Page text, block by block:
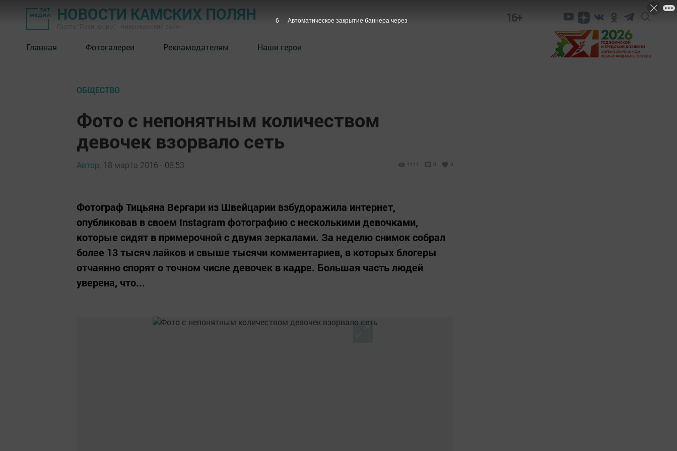
НОВОСТИ КАМСКИХ ПОЛЯН 16+
Главная Фотогалереи Рекламодателям Наши герои
ОБЩЕСТВО
Фото с непонятным количеством
девочек взорвало сеть
Автор, 18 марта 2016 - 08:53 1111 0 0
Фотограф Тицьяна Вергари из Швейцарии взбудоражила интернет,
опубликовав в своем Instagram фотографию с несколькими девочками,
которые сидят в примерочной с двумя зеркалами. За неделю снимок собрал
более 13 тысяч лайков и свыше тысячи комментариев, в которых блогеры
отчаянно спорят о точном числе девочек в кадре. Большая часть людей
уверена, что...
5 Автоматическое закрытие баннера через